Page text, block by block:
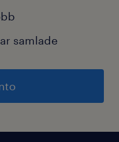
samlade